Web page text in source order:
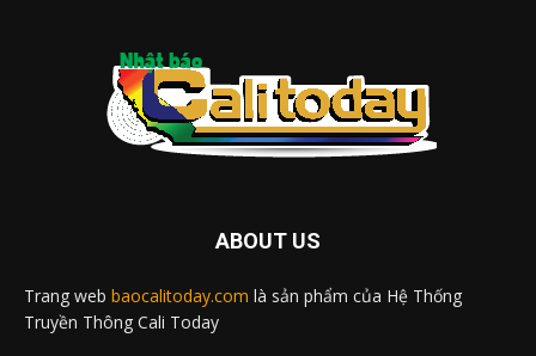
ABOUT US
Trang web baocalitoday.com là sản phẩm của Hệ Thống
Truyền Thông Cali Today